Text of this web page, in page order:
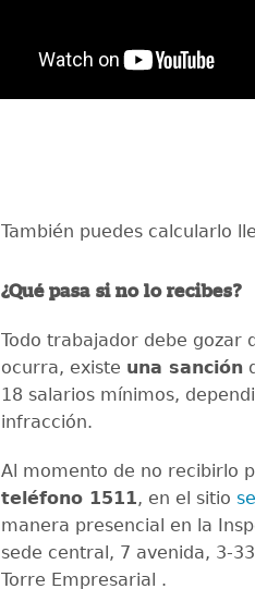
También puedes calcularlo
¿Qué pasa si no lo recibes?
Todo trabajador debe gozar
ocurra, existe una sanción
18 salarios mínimos,
infracción.
Al momento de no recibirlo
teléfono 1511, en el sitio
manera presencial en la
sede central, 7 avenida, 3-
Torre Empresarial .